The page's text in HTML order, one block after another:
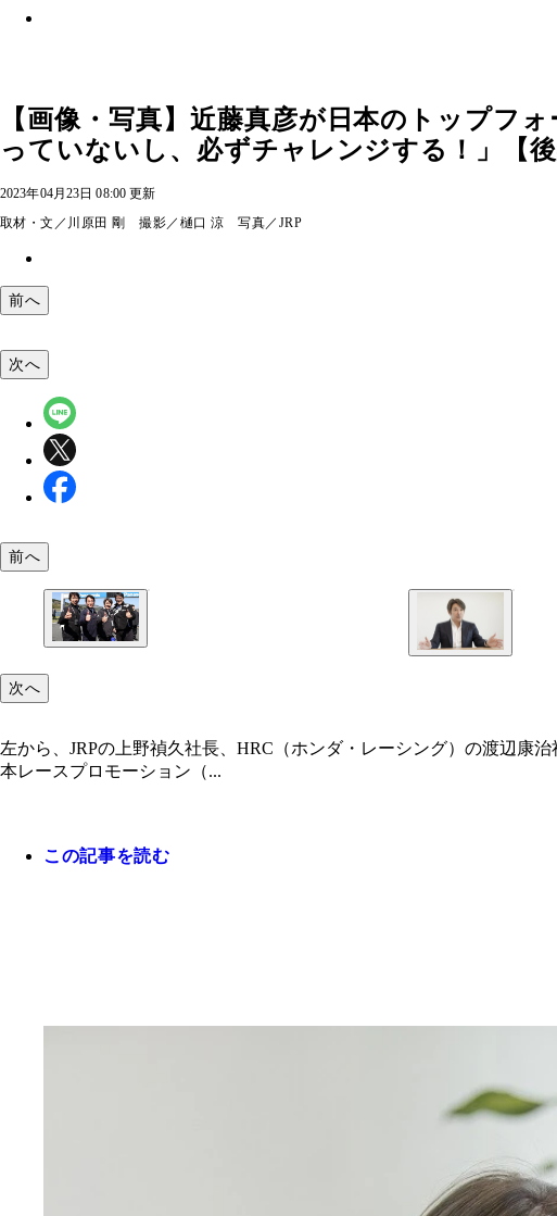
【画像・写真】近藤真彦が日本のトップフ
っていないし、必ずチャレンジする！」【後
2023年04月23日 08:00 更新
取材・文／川原田 剛 撮影／樋口 涼 写真／JRP
前へ
左から、JRPの上野禎久社長、HRC（ホンダ・レーシング
次へ
前へ
次へ
左から、JRPの上野禎久社長、HRC（ホンダ・レーシング）の渡辺康
本レースプロモーション（...
この記事を読む